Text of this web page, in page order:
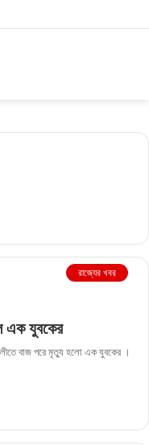
রাজ্যের খবর
এক যুবকের
বাজ পরে মৃত্যু হলো এক যুবকের ।